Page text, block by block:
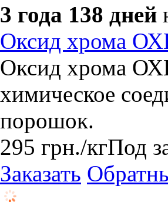
3 года 138 дней
Оксид хрома
Оксид хрома
химическое
порошок.
295 грн./кгПод
Заказать